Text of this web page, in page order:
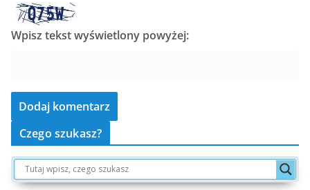
Wpisz tekst wyświetlony powyżej:
Czego szukasz?